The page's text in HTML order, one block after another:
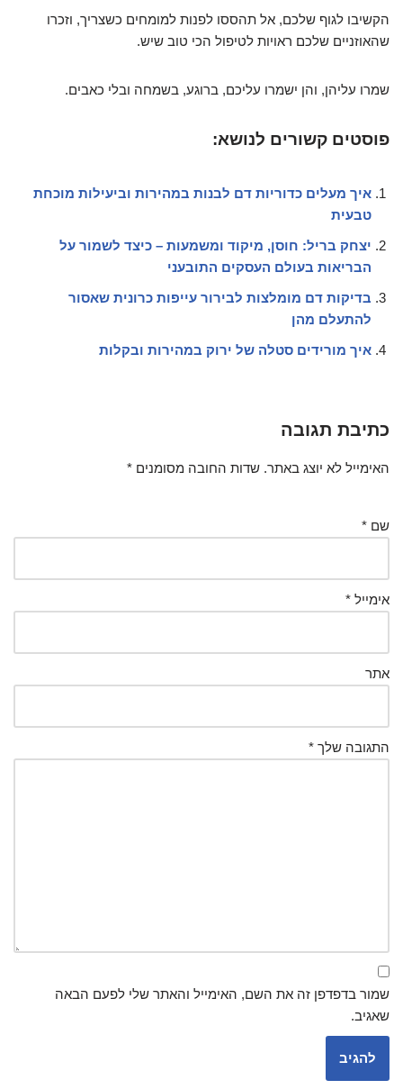
הקשיבו לגוף שלכם, אל תהססו לפנות למומחים כשצריך, וזכרו
שהאוזניים שלכם ראויות לטיפול הכי טוב שיש.
שמרו עליהן, והן ישמרו עליכם, ברוגע, בשמחה ובלי כאבים.
פוסטים קשורים לנושא:
איך מעלים כדוריות דם לבנות במהירות וביעילות מוכחת
טבעית
יצחק בריל: חוסן, מיקוד ומשמעות – כיצד לשמור על
הבריאות בעולם העסקים התובעני
בדיקות דם מומלצות לבירור עייפות כרונית שאסור
להתעלם מהן
איך מורידים סטלה של ירוק במהירות ובקלות
כתיבת תגובה
האימייל לא יוצג באתר. שדות החובה מסומנים *
שם *
אימייל *
אתר
התגובה שלך *
שמור בדפדפן זה את השם, האימייל והאתר שלי לפעם הבאה
שאגיב.